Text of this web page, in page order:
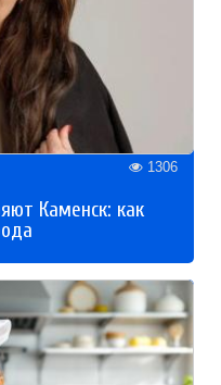
1306
Каменск: как